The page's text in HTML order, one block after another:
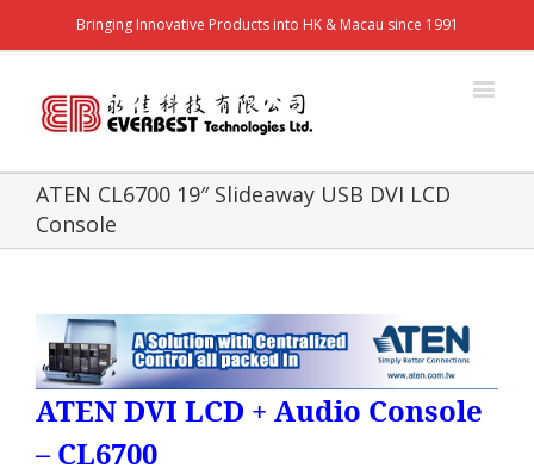
Bringing Innovative Products into HK & Macau since 1991
ATEN CL6700 19″ Slideaway USB DVI LCD
Console
ATEN DVI LCD + Audio Console
–CL6700